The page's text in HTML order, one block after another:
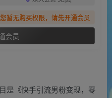
您暂无购买权限，请先开通会员
会员
是《快手引流男粉变现，零